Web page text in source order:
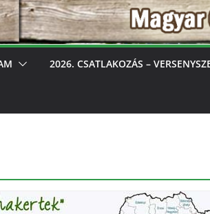
2026. CSATLAKOZÁS –